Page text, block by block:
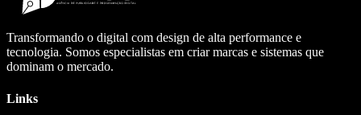
Transformando o digital com design de alta performance e
tecnologia. Somos especialistas em criar marcas e sistemas que
dominam o mercado.
Links